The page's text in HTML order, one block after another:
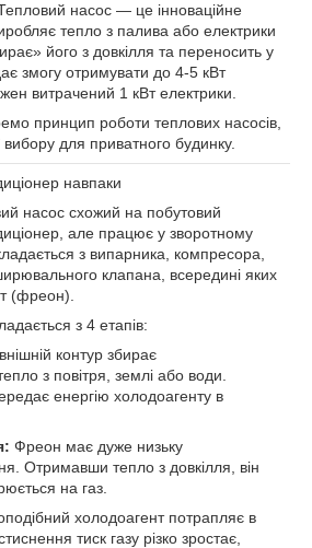
насос — це інноваційне
тепло з палива або електрики
його з довкілля та переносить у
змогу отримувати до 4-5 кВт
витрачений 1 кВт електрики.
принцип роботи теплових насосів,
вибору для приватного будинку.
навпаки
насос схожий на побутовий
але працює у зворотному
з випарника, компресора,
клапана, всередині яких
(фреон).
з 4 етапів:
контур збирає
з повітря, землі або води.
енергію холодоагенту в
Фреон має дуже низьку
Отримавши тепло з довкілля, він
на газ.
холодоагент потрапляє в
тиск газу різко зростає,